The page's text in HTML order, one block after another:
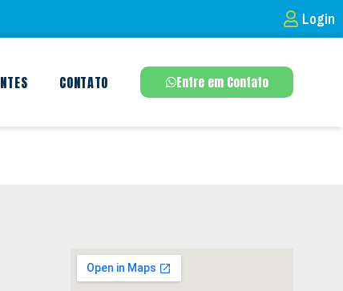
Login
CONTATO Entre em Contato